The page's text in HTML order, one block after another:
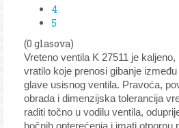
4
5
(0 glasova)
Vreteno ventila K 27511 je
vratilo koje prenosi gibanje
glave usisnog ventila. Pravoća,
obrada i dimenzijska tolerancija
raditi točno u vodilu ventila,
bočnih opterećenja i imati otpornu